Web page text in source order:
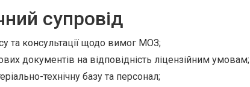
супровід
та консультації щодо вимог МОЗ;
документів на відповідність ліцензійним умовам;
технічну базу та персонал;